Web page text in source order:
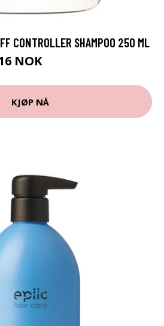
CONTROLLER SHAMPOO 250 ML
NOK
KJØP NÅ